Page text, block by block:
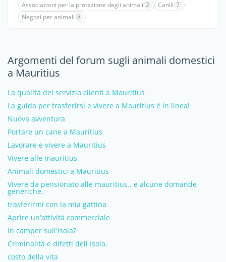
Associazioni per la protezione degli animali 2 Canili 7
Negozi per animali 8
Argomenti del forum sugli animali domestici
a Mauritius
La qualità del servizio clienti a Mauritius
La guida per trasferirsi e vivere a Mauritius è in linea!
Nuova avventura
Portare un cane a Mauritius
Lavorare e vivere a Mauritius
Vivere alle mauritius
Animali domestici a Mauritius
Vivere da pensionato alle mauritius.. e alcune domande
generiche.
trasferirmi con la mia gattina
Aprire un'attività commerciale
In camper sull'isola?
Criminalità e difetti dell Isola.
costo della vita